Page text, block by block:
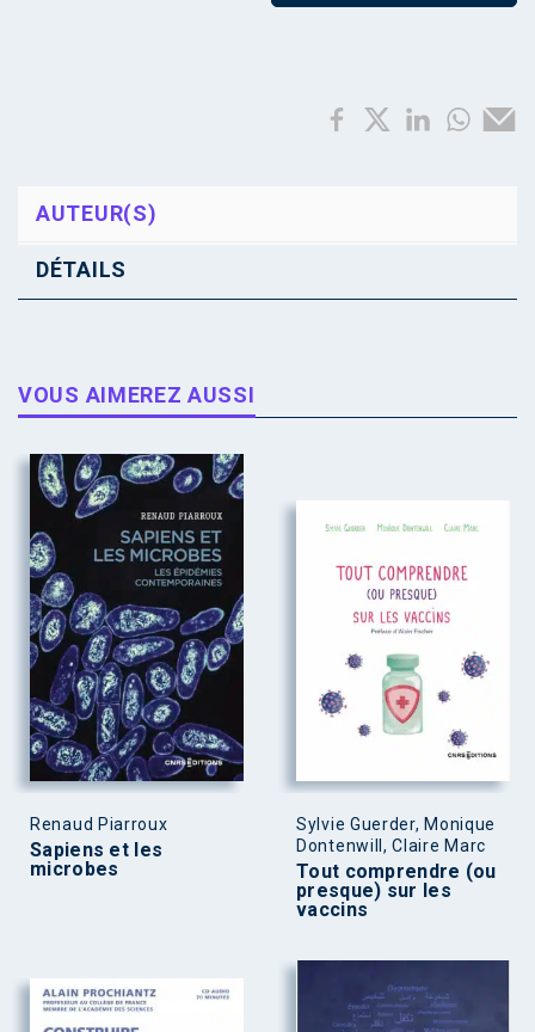
AUTEUR(S)
DÉTAILS
VOUS AIMEREZ AUSSI
Renaud Piarroux
Sapiens et les
microbes
Sylvie Guerder, Monique
Dontenwill, Claire Marc
Tout comprendre (ou
presque) sur les
vaccins